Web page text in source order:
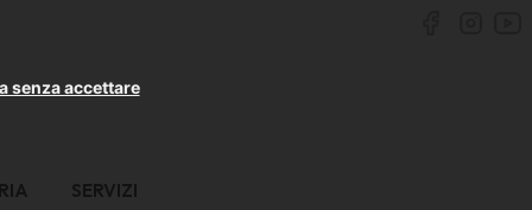
senza accettare
SERVIZI